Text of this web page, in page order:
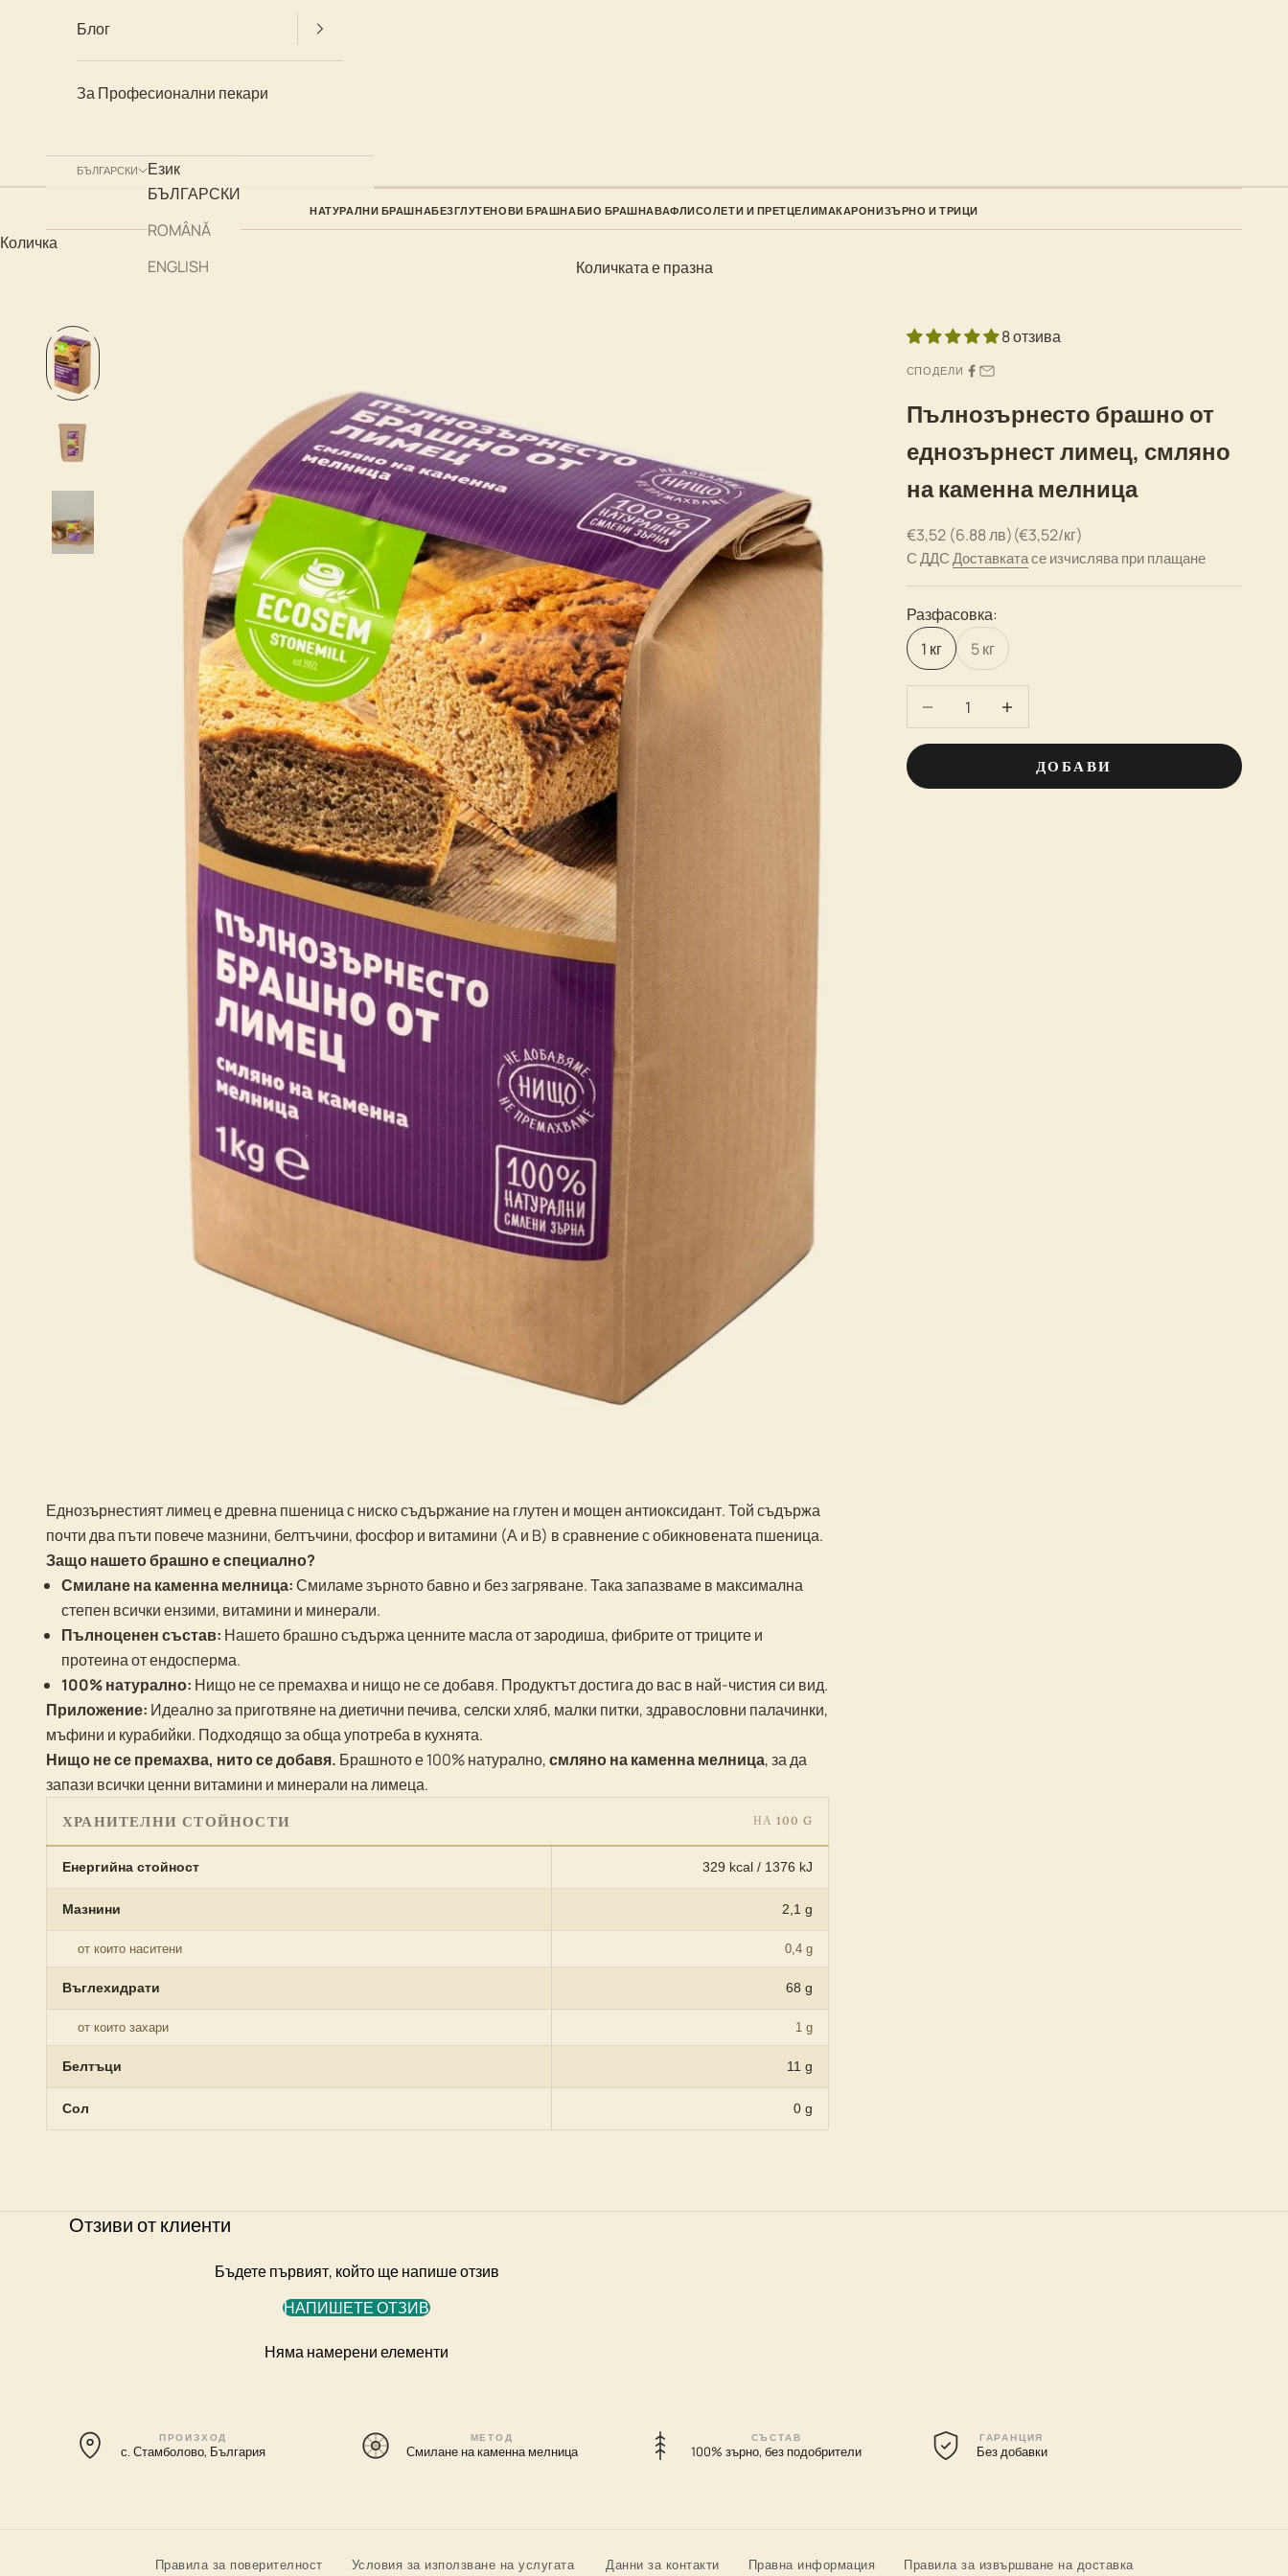
Блог
БЛОГ
За Професионални пекари
БЪЛГАРСКИ
Език
БЪЛГАРСКИ
ROMÂNĂ
ENGLISH
НАТУРАЛНИ БРАШНАБЕЗГЛУТЕНОВИ БРАШНАБИО БРАШНАВАФЛИСОЛЕТИ И ПРЕТЦЕЛИМАКАРОНИЗЪРНО И ТРИЦИ
Количка
Количката е празна
8 отзива
СПОДЕЛИ
Пълнозърнесто брашно от
еднозърнест лимец, смляно
на каменна мелница
Промо цена
€3,52 (6.88 лв)(€3,52/кг)
С ДДСДоставкатасе изчислява при плащане
Разфасовка:
1 кг
5 кг
НАМАЛИ КОЛИЧЕСТВОУВЕЛИЧИ КОЛИЧЕСТВО
ДОБАВИ
Еднозърнестият лимец е древна пшеница с ниско съдържание на глутен и мощен антиоксидант. Той съдържа
почти два пъти повече мазнини, белтъчини, фосфор и витамини (А и B) в сравнение с обикновената пшеница.
Защо нашето брашно е специално?
Смилане на каменна мелница:Смиламе зърното бавно и без загряване. Така запазваме в максимална
степен всички ензими, витамини и минерали.
Пълноценен състав: Нашето брашно съдържа ценните масла от зародиша, фибрите от триците и
протеина от ендосперма.
100% натурално: Нищо не се премахва и нищо не се добавя. Продуктът достига до вас в най-чистия си вид.
Приложение: Идеално за приготвяне на диетични печива, селски хляб, малки питки, здравословни палачинки,
мъфини и курабийки. Подходящо за обща употреба в кухнята.
Нищо не се премахва, нито се добавя. Брашното е 100% натурално,смляно на каменна мелница, за да
запази всички ценни витамини и минерали на лимеца.
ХРАНИТЕЛНИ СТОЙНОСТИ НА 100 G
Енергийна стойност 329 kcal / 1376 kJ
Мазнини 2,1 g
от които наситени 0,4 g
Въглехидрати 68 g
от които захари 1 g
Белтъци 11 g
Сол 0 g
Отзиви от клиенти
Бъдете първият, който ще напише отзив
НАПИШЕТЕ ОТЗИВ
Няма намерени елементи
ПРОИЗХОД
с. Стамболово, България
МЕТОД
Смилане на каменна мелница
СЪСТАВ
100% зърно, без подобрители
ГАРАНЦИЯ
Без добавки
Правила за поверителност Условия за използване на услугата Данни за контакти Правна информация Правила за извършване на доставка